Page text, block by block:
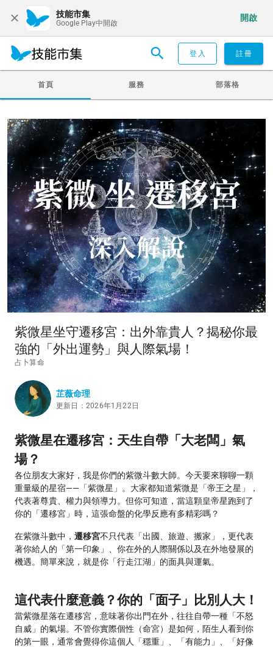
技能市集
Google Play中開啟
開啟
登入 註冊
首頁 服務 部落格
紫微星坐守遷移宮：出外靠貴人？揭秘你最
強的「外出運勢」與人際氣場！
占卜算命
芷薇命理
更新日：2026年1月22日
紫微星在遷移宮：天生自帶「大老闆」氣
場？
各位朋友大家好，我是你們的紫微斗數大師。今天要來聊聊一顆
重量級的星宿——「紫微星」。大家都知道紫微是「帝王之星」，
代表著尊貴、權力與領導力。但你可知道，當這顆皇帝星跑到了
你的「遷移宮」時，這張命盤的化學反應有多精彩嗎？
在紫微斗數中， 遷移宮不只代表「出國、旅遊、搬家」，更代表
著你給人的「第一印象」、你在外的人際關係以及在外地發展的
機遇。簡單來說，就是你「行走江湖」的面具與運氣。
這代表什麼意義？你的「面子」比別人大！
當紫微星落在遷移宮，意味著你出門在外，往往自帶一種「不怒
自威」的氣場。不管你實際個性（命宮）是如何，陌生人看到你
的第一眼，通常會覺得你這個人「穩重」、「有能力」、「好像